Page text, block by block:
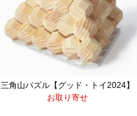
三角山パズル【グッド・トイ2024】
お取り寄せ